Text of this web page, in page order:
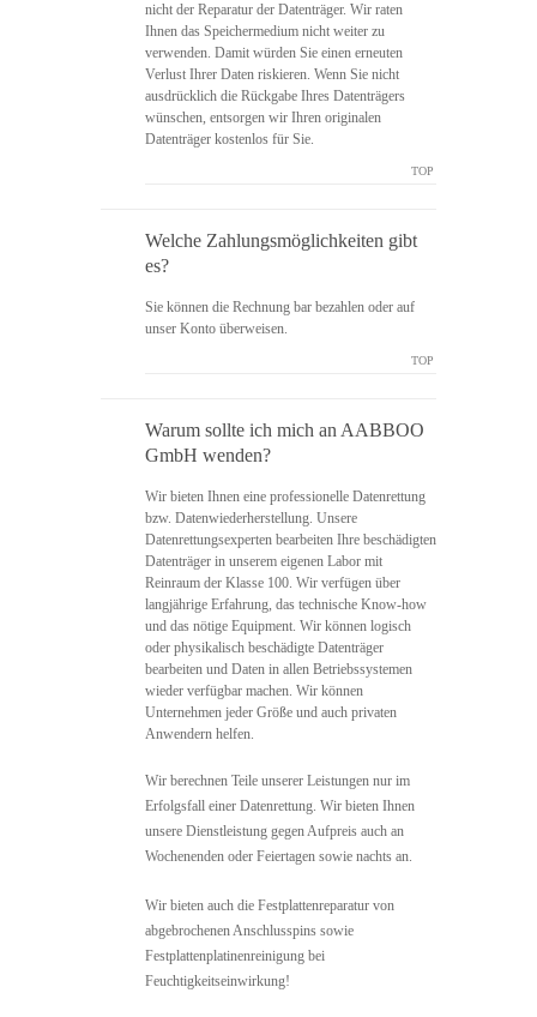
nicht der Reparatur der Datenträger. Wir raten
Ihnen das Speichermedium nicht weiter zu
verwenden. Damit würden Sie einen erneuten
Verlust Ihrer Daten riskieren. Wenn Sie nicht
ausdrücklich die Rückgabe Ihres Datenträgers
wünschen, entsorgen wir Ihren originalen
Datenträger kostenlos für Sie.
TOP
Welche Zahlungsmöglichkeiten gibt
es?
Sie können die Rechnung bar bezahlen oder auf
unser Konto überweisen.
TOP
Warum sollte ich mich an AABBOO
GmbH wenden?
Wir bieten Ihnen eine professionelle Datenrettung
bzw. Datenwiederherstellung. Unsere
Datenrettungsexperten bearbeiten Ihre beschädigten
Datenträger in unserem eigenen Labor mit
Reinraum der Klasse 100. Wir verfügen über
langjährige Erfahrung, das technische Know-how
und das nötige Equipment. Wir können logisch
oder physikalisch beschädigte Datenträger
bearbeiten und Daten in allen Betriebssystemen
wieder verfügbar machen. Wir können
Unternehmen jeder Größe und auch privaten
Anwendern helfen.
Wir berechnen Teile unserer Leistungen nur im
Erfolgsfall einer Datenrettung. Wir bieten Ihnen
unsere Dienstleistung gegen Aufpreis auch an
Wochenenden oder Feiertagen sowie nachts an.
Wir bieten auch die Festplattenreparatur von
abgebrochenen Anschlusspins sowie
Festplattenplatinenreinigung bei
Feuchtigkeitseinwirkung!